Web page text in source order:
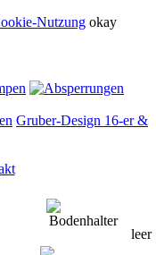
Nutzung okay
Gruber-Design 16-er &
leer